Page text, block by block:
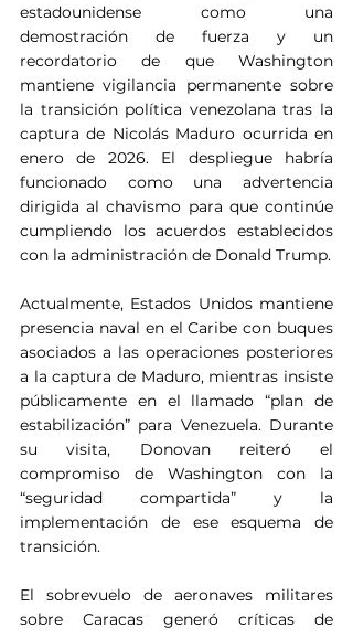
estadounidense como una
demostración de fuerza y un
recordatorio de que Washington
mantiene vigilancia permanente sobre
la transición política venezolana tras la
captura de Nicolás Maduro ocurrida en
enero de 2026. El despliegue habría
funcionado como una advertencia
dirigida al chavismo para que continúe
cumpliendo los acuerdos establecidos
con la administración de Donald Trump.
Actualmente, Estados Unidos mantiene
presencia naval en el Caribe con buques
asociados a las operaciones posteriores
a la captura de Maduro, mientras insiste
públicamente en el llamado “plan de
estabilización” para Venezuela. Durante
su visita, Donovan reiteró el
compromiso de Washington con la
“seguridad compartida” y la
implementación de ese esquema de
transición.
El sobrevuelo de aeronaves militares
sobre Caracas generó críticas de